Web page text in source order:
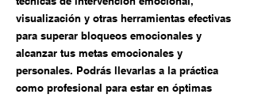
visualización y otras herramientas efectivas
para superar bloqueos emocionales y
alcanzar tus metas emocionales y
personales. Podrás llevarlas a la práctica
como profesional para estar en óptimas